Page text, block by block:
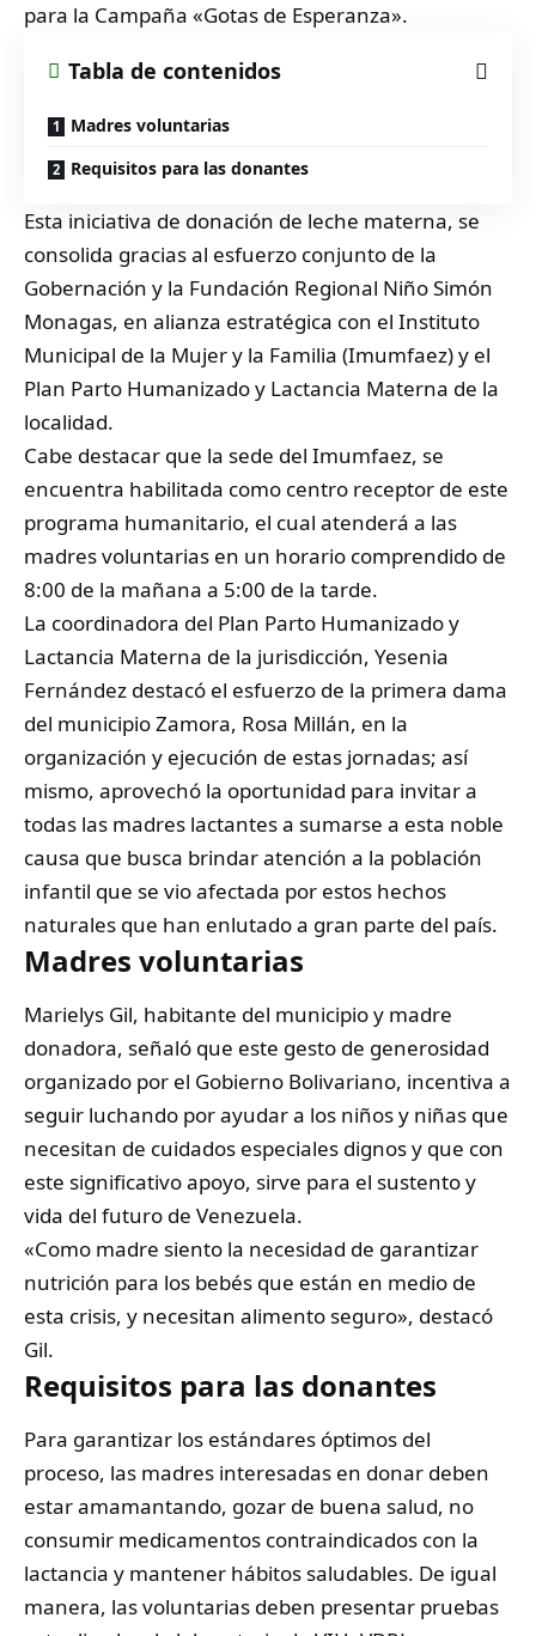
para la Campaña «Gotas de Esperanza».
Tabla de contenidos
Madres voluntarias
Requisitos para las donantes
Esta iniciativa de donación de leche materna, se
consolida gracias al esfuerzo conjunto de la
Gobernación y la Fundación Regional Niño Simón
Monagas, en alianza estratégica con el Instituto
Municipal de la Mujer y la Familia (Imumfaez) y el
Plan Parto Humanizado y Lactancia Materna de la
localidad.
Cabe destacar que la sede del Imumfaez, se
encuentra habilitada como centro receptor de este
programa humanitario, el cual atenderá a las
madres voluntarias en un horario comprendido de
8:00 de la mañana a 5:00 de la tarde.
La coordinadora del Plan Parto Humanizado y
Lactancia Materna de la jurisdicción, Yesenia
Fernández destacó el esfuerzo de la primera dama
del municipio Zamora, Rosa Millán, en la
organización y ejecución de estas jornadas; así
mismo, aprovechó la oportunidad para invitar a
todas las madres lactantes a sumarse a esta noble
causa que busca brindar atención a la población
infantil que se vio afectada por estos hechos
naturales que han enlutado a gran parte del país.
Madres voluntarias
Marielys Gil, habitante del municipio y madre
donadora, señaló que este gesto de generosidad
organizado por el Gobierno Bolivariano, incentiva a
seguir luchando por ayudar a los niños y niñas que
necesitan de cuidados especiales dignos y que con
este significativo apoyo, sirve para el sustento y
vida del futuro de Venezuela.
«Como madre siento la necesidad de garantizar
nutrición para los bebés que están en medio de
esta crisis, y necesitan alimento seguro», destacó
Gil.
Requisitos para las donantes
Para garantizar los estándares óptimos del
proceso, las madres interesadas en donar deben
estar amamantando, gozar de buena salud, no
consumir medicamentos contraindicados con la
lactancia y mantener hábitos saludables. De igual
manera, las voluntarias deben presentar pruebas